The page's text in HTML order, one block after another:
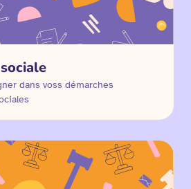
dans voss démarches